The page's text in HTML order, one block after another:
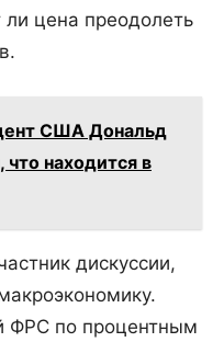
цена преодолеть
США Дональд
находится в
дискуссии,
ФРС по процентным